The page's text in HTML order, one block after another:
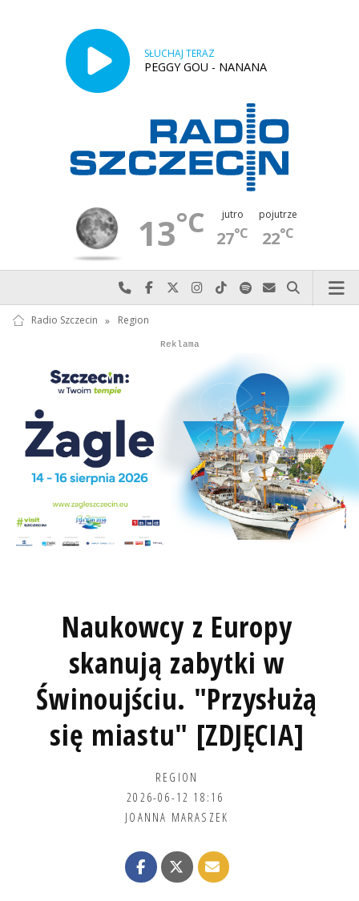
SŁUCHAJ TERAZ
PEGGY GOU - NANANA
13°C jutro
27°C
pojutrze
22°C
Najlepiej po prostu do nas zadzwoń
Odwiedź nas na Facebook-u
Odwiedź nas na X
Odwiedź nas na Instagram-ie
Odwiedź nas na TikTok-u
Szukaj nas na Spotify
Wyślij do nas
Szukaj
Radio Szczecin » Region
Autopromocja
Reklama
Naukowcy z Europy
skanują zabytki w
Świnoujściu. "Przysłużą
się miastu" [ZDJĘCIA]
REGION
2026-06-12 18:16
JOANNA MARASZEK